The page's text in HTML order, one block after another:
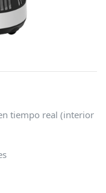
tiempo real (interior